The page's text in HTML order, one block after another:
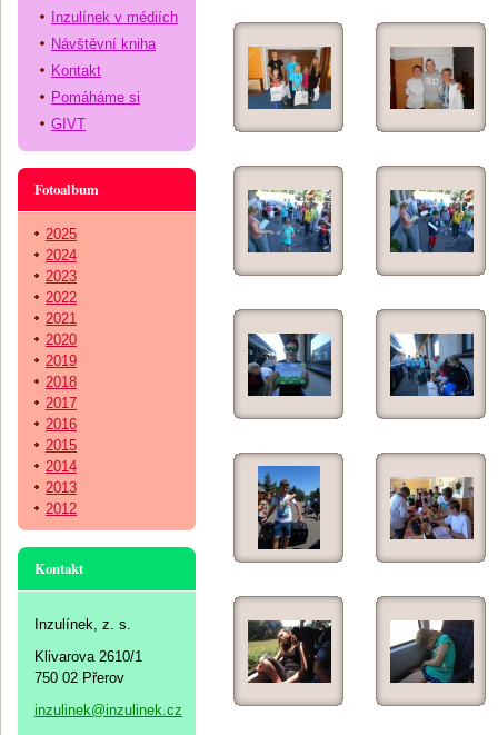
Inzulínek v médiích
Návštěvní kniha
Kontakt
Pomáháme si
GIVT
Fotoalbum
2025
2024
2023
2022
2021
2020
2019
2018
2017
2016
2015
2014
2013
2012
Kontakt
Inzulínek, z. s.
Klivarova 2610/1
750 02 Přerov
inzulinek@inzulinek.cz